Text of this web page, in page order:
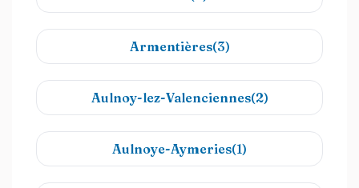
Armentières(3)
Aulnoy-lez-Valenciennes(2)
Aulnoye-Aymeries(1)